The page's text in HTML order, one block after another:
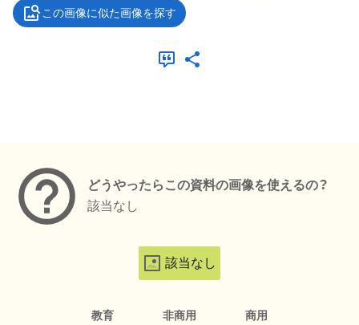
この画像に似た画像を探す
どうやったらこの資料の画像を使えるの？
該当なし
該当なし
教育 非商用 商用